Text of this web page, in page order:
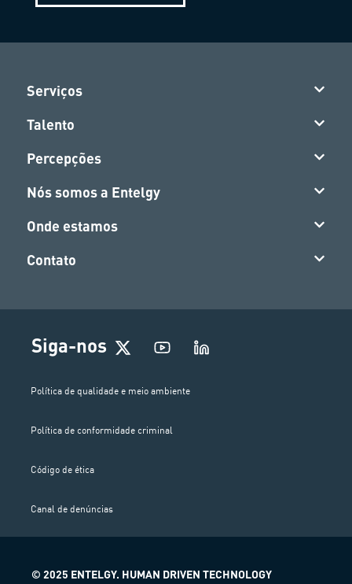
Serviços
Talento
Percepções
Nós somos a Entelgy
Onde estamos
Contato
Siga-nos
Política de qualidade e meio ambiente
Política de conformidade criminal
Código de ética
Canal de denúncias
© 2025 ENTELGY. HUMAN DRIVEN TECHNOLOGY